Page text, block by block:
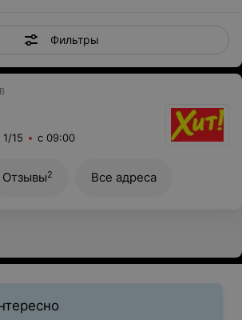
Фильтры
15 с 09:00
Отзывы2 Все адреса